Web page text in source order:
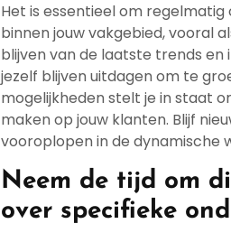
Het is essentieel om
binnen jouw vakgebied, vooral
blijven van de laatste trends en
jezelf blijven uitdagen om te
mogelijkheden stelt je in staat
maken op jouw klanten. Blijf
vooroplopen in de dynamische
Neem de tijd om
over specifieke